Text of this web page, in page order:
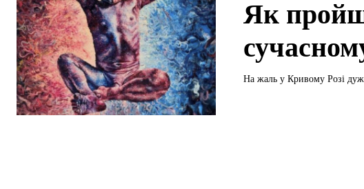
Як
На жаль у Кривому Розі